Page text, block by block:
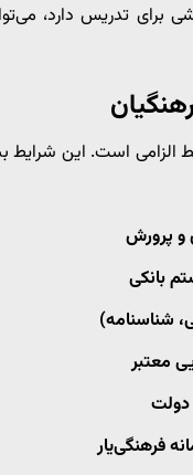
الزامی است. این
و پرورش
بانکی
شناسنامه)
معتبر
دولت
فرهنگی‌یار